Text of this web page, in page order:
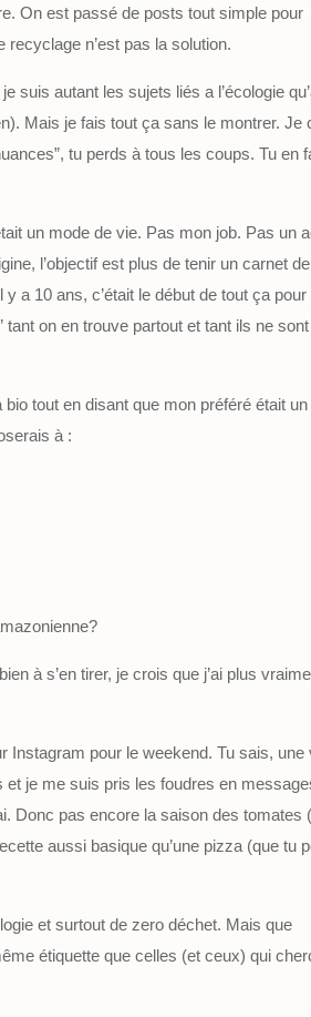
On est passé de posts tout simple pour
n’est pas la solution.
suis autant les sujets liés a l’écologie
Mais je fais tout ça sans le montrer. Je
tu perds à tous les coups. Tu en
un mode de vie. Pas mon job. Pas un
l’objectif est plus de tenir un carnet
a 10 ans, c’était le début de tout ça
tant on en trouve partout et tant ils ne
tout en disant que mon préféré était un
à :
à s’en tirer, je crois que j’ai plus
Instagram pour le weekend. Tu sais, une
je me suis pris les foudres en
Donc pas encore la saison des tomates
aussi basique qu’une pizza (que tu
et surtout de zero déchet. Mais que
étiquette que celles (et ceux) qui